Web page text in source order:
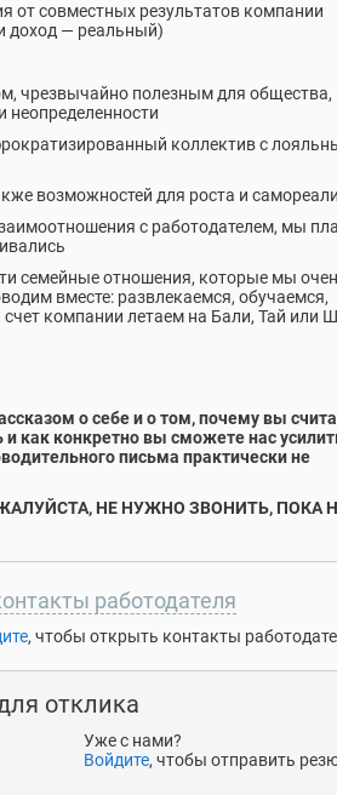
от совместных результатов компании
доход — реальный)
чрезвычайно полезным для общества,
коллектив с
возможностей для роста и
с работодателем, мы
семейные отношения, которые мы
вместе: развлекаемся, обучаемся,
компании летаем на Бали, Тай или
о себе и о том, почему вы
и как конкретно вы сможете нас
письма практически не
НЕ НУЖНО ЗВОНИТЬ, ПОКА
работодателя
, чтобы открыть контакты
отклика
Уже с нами?
Войдите, чтобы отправить